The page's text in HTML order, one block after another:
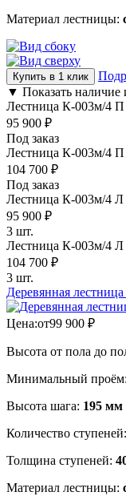
Материал лестницы:
Купить в 1 клик
▼ Показать
Лестница К-003м/4 П
95 900 ₽
Под заказ
Лестница К-003м/4 П
104 700 ₽
Под заказ
Лестница К-003м/4 Л
95 900 ₽
3 шт.
Лестница К-003м/4 Л
104 700 ₽
3 шт.
Деревянная
Цена:от99 900 ₽
Высота от пола до
Минимальный проём:
Высота шага: 195 мм
Количество ступеней:
Толщина ступеней:
Материал лестницы: